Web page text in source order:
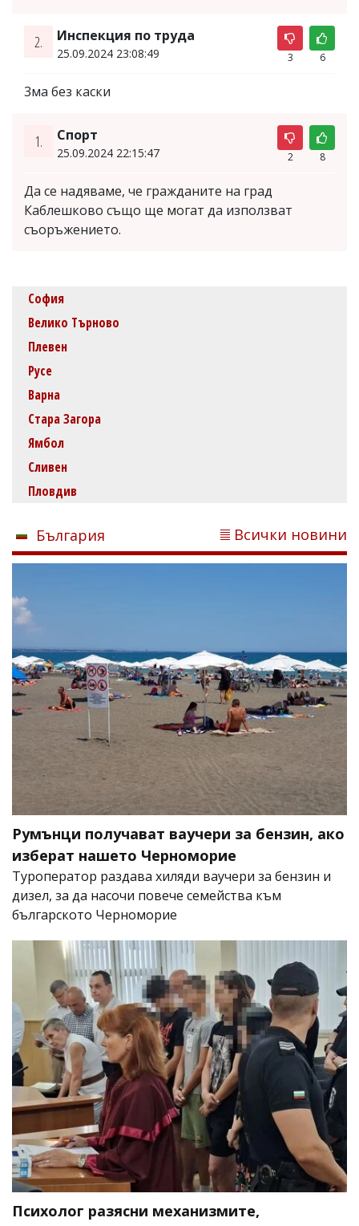
2. Инспекция по труда
25.09.2024 23:08:49 3 6
3ма без каски
1. Спорт
25.09.2024 22:15:47 2 8
Да се надяваме, че гражданите на град
Каблешково също ще могат да използват
съоръжението.
София
Велико Търново
Плевен
Русе
Варна
Стара Загора
Ямбол
Сливен
Пловдив
България Всички новини
Румънци получават ваучери за бензин, ако
изберат нашето Черноморие
Туроператор раздава хиляди ваучери за бензин и
дизел, за да насочи повече семейства към
българското Черноморие
Психолог разясни механизмите,